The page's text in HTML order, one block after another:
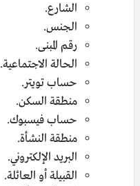
الشارع.
الجنس.
رقم المبنى.
الحالة الاجتماعية.
حساب تويتر.
منطقة السكن.
حساب فيسبوك.
منطقة النشأة.
البريد الإلكتروني.
القبيلة أو العائلة.